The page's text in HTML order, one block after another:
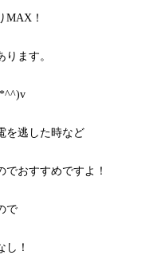
MAX！
ます。
を逃した時など
おすすめですよ！
で
！